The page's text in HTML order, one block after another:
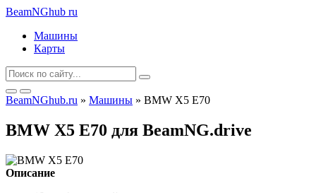
BeamNGhub ru
Машины
Карты
BeamNGhub.ru » Машины » BMW X5 E70
BMW X5 E70 для BeamNG.drive
Описание